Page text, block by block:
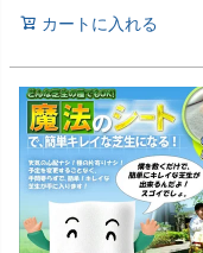
カートに入れる